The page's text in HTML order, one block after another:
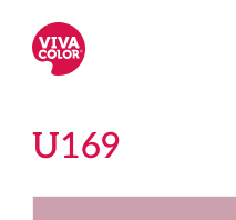
U169